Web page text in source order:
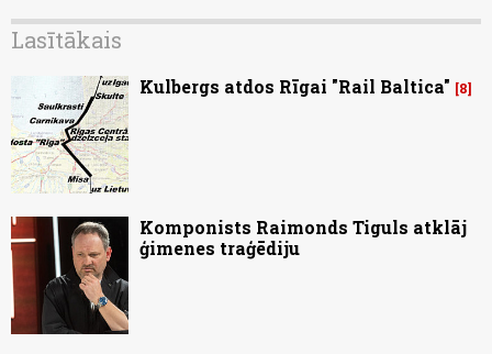
Lasītākais
Kulbergs atdos Rīgai "Rail Baltica" 8
Komponists Raimonds Tiguls atklāj
ģimenes traģēdiju